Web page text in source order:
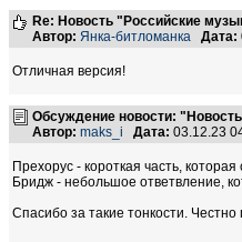
Re: Новость "Российские
Автор: Янка-битломанка Дата:
Отличная версия!
Обсуждение новости:
Автор: maks_i Дата: 03.12.23
Прехорус - короткая часть,
Бридж - небольшое ответвление,
Спасибо за такие тонкости.